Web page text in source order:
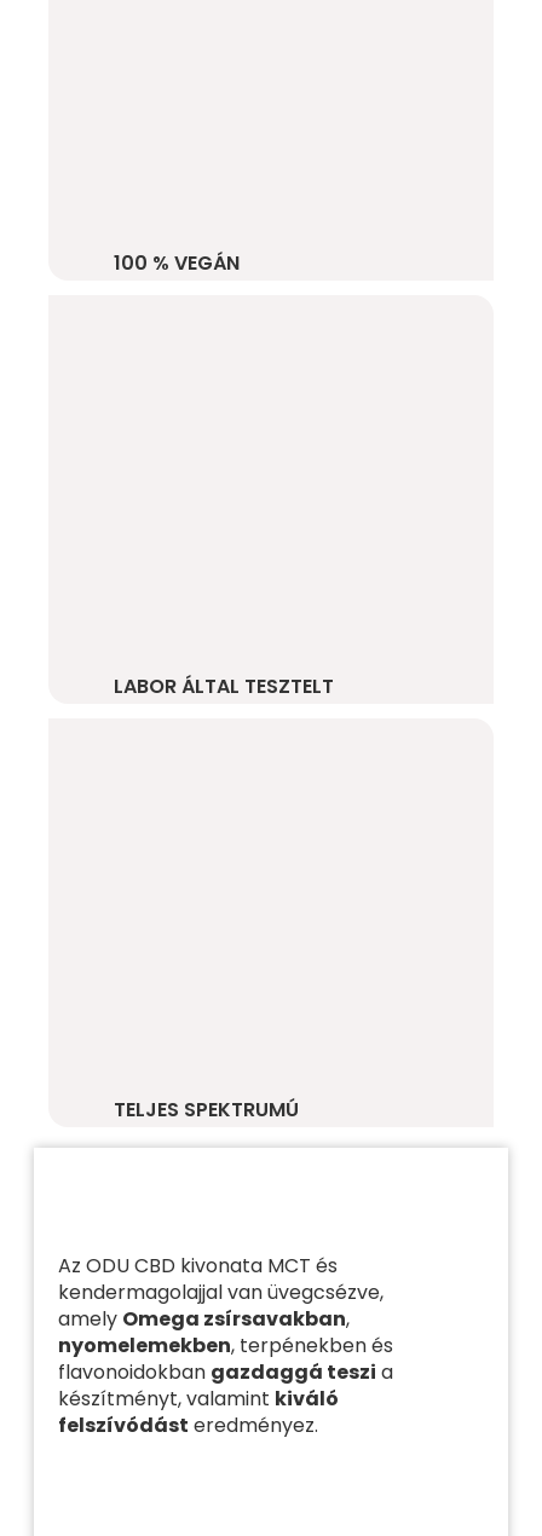
100 % VEGÁN
LABOR ÁLTAL TESZTELT
TELJES SPEKTRUMÚ
Az ODU CBD kivonata MCT és
kendermagolajjal van üvegcsézve,
amely Omega zsírsavakban,
nyomelemekben, terpénekben és
flavonoidokban gazdaggá teszi a
készítményt, valamint kiváló
felszívódást eredményez.